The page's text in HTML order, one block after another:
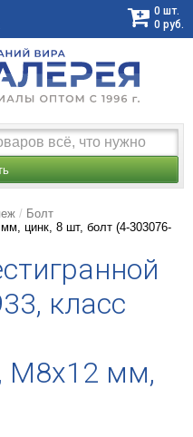
0 шт.
0 руб.
Болт
цинк, 8 шт, болт (4-303076-
класс
M8x12 мм,